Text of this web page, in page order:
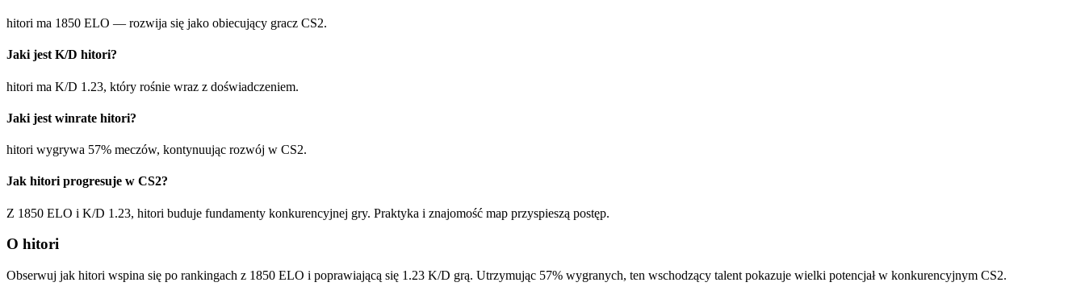
hitori ma 1850 ELO — rozwija się jako obiecujący gracz CS2.
Jaki jest K/D hitori?
hitori ma K/D 1.23, który rośnie wraz z doświadczeniem.
Jaki jest winrate hitori?
hitori wygrywa 57% meczów, kontynuując rozwój w CS2.
Jak hitori progresuje w CS2?
Z 1850 ELO i K/D 1.23, hitori buduje fundamenty konkurencyjnej gry. Praktyka i znajomość map przyspieszą postęp.
O hitori
Obserwuj jak hitori wspina się po rankingach z 1850 ELO i poprawiającą się 1.23 K/D grą. Utrzymując 57% wygranych, ten wschodzący talent pokazuje wielki potencjał w konkurencyjnym CS2.